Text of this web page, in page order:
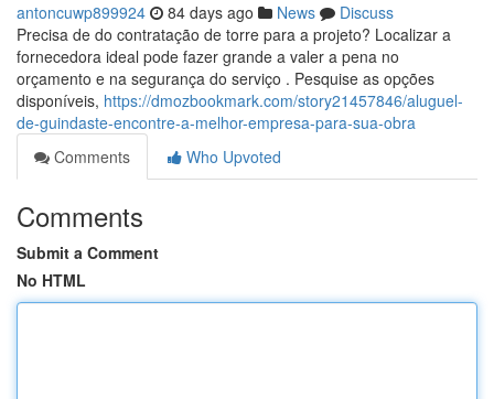
antoncuwp899924 84 days ago News
Discuss
Precisa de do contratação de torre para a projeto? Localizar a
fornecedora ideal pode fazer grande a valer a pena no
orçamento e na segurança do serviço . Pesquise as opções
disponíveis, https://dmozbookmark.com/story21457846/aluguel-
de-guindaste-encontre-a-melhor-empresa-para-sua-obra
Comments
Who Upvoted
Comments
Submit a Comment
No HTML